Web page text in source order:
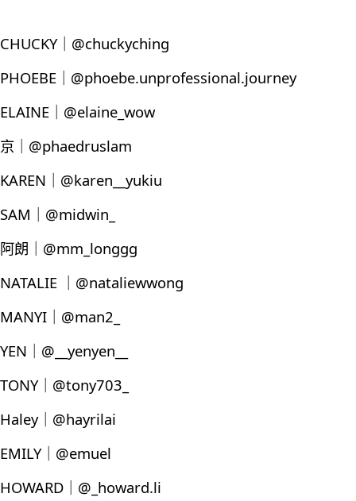
CHUCKY｜@chuckyching
PHOEBE｜@phoebe.unprofessional.journey
ELAINE｜@elaine_wow
京｜@phaedruslam
KAREN｜@karen__yukiu
SAM｜@midwin_
阿朗｜@mm_longgg
NATALIE ｜@nataliewwong
MANYI｜@man2_
YEN｜@__yenyen__
TONY｜@tony703_
Haley｜@hayrilai
EMILY｜@emuel
HOWARD｜@_howard.li